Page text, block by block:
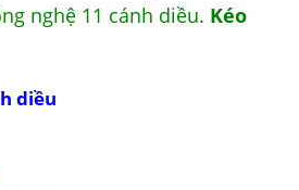
nghệ 11 cánh diều. Kéo
diều